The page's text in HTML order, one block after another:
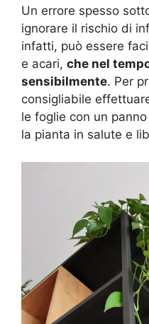
Un errore spesso
ignorare il rischio di
infatti, può essere
e acari, che nel
sensibilmente. Per
consigliabile
le foglie con un
la pianta in salute e